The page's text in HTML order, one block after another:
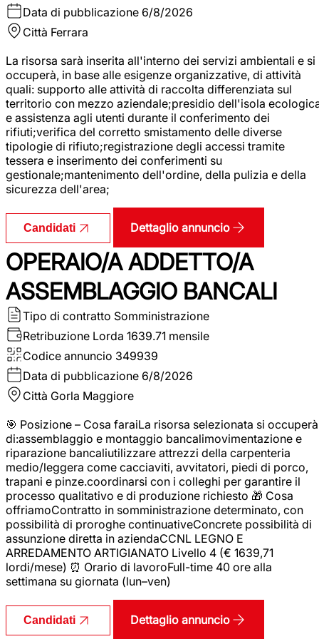
Data di pubblicazione 6/8/2026
Città Ferrara
La risorsa sarà inserita all'interno dei servizi ambientali e si
occuperà, in base alle esigenze organizzative, di attività
quali: supporto alle attività di raccolta differenziata sul
territorio con mezzo aziendale;presidio dell'isola
e assistenza agli utenti durante il conferimento dei
rifiuti;verifica del corretto smistamento delle diverse
tipologie di rifiuto;registrazione degli accessi tramite
tessera e inserimento dei conferimenti su
gestionale;mantenimento dell'ordine, della pulizia e della
sicurezza dell'area;
Candidati Dettaglio annuncio
OPERAIO/A ADDETTO/A
ASSEMBLAGGIO BANCALI
Tipo di contratto Somministrazione
Retribuzione Lorda 1639.71 mensile
Codice annuncio 349939
Data di pubblicazione 6/8/2026
Città Gorla Maggiore
🎯 Posizione – Cosa faraiLa risorsa selezionata si occuperà
di:assemblaggio e montaggio bancalimovimentazione e
riparazione bancaliutilizzare attrezzi della carpenteria
medio/leggera come cacciaviti, avvitatori, piedi di porco,
trapani e pinze.coordinarsi con i colleghi per garantire il
processo qualitativo e di produzione richiesto 🎁 Cosa
offriamoContratto in somministrazione determinato, con
possibilità di proroghe continuativeConcrete possibilità di
assunzione diretta in aziendaCCNL LEGNO E
ARREDAMENTO ARTIGIANATO Livello 4 (€ 1639,71
lordi/mese) ⏰ Orario di lavoroFull-time 40 ore alla
settimana su giornata (lun–ven)
Candidati Dettaglio annuncio